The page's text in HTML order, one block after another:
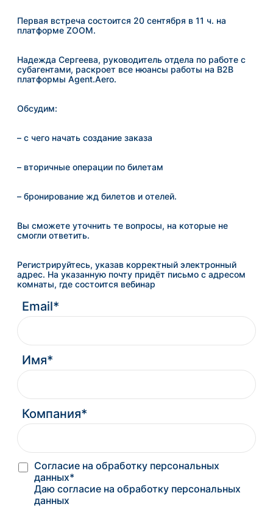
Первая встреча состоится 20 сентября в 11 ч. на
платформе ZOOM.
Надежда Сергеева, руководитель отдела по работе с
субагентами, раскроет все нюансы работы на B2B
платформы Agent.Aero.
Обсудим:
– с чего начать создание заказа
– вторичные операции по билетам
– бронирование жд билетов и отелей.
Вы сможете уточнить те вопросы, на которые не
смогли ответить.
Регистрируйтесь, указав корректный электронный
адрес. На указанную почту придёт письмо с адресом
комнаты, где состоится вебинар
Email*
Имя*
Компания*
Согласие на обработку персональных
данных*
Даю согласие на обработку персональных
данных